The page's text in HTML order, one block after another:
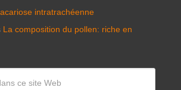
intratrachéenne
La composition du pollen: riche en